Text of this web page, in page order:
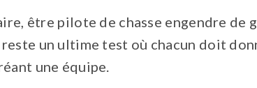
être pilote de chasse engendre de
reste un ultime test où chacun doit
une équipe.